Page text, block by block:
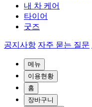
내 차 케어
타이어
굿즈
공지사항 자주 묻는 질문
메뉴
이용현황
홈
장바구니